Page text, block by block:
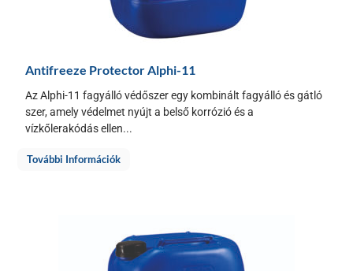
Antifreeze Protector Alphi-11
Az Alphi-11 fagyálló védőszer egy kombinált fagyálló és gátló
szer, amely védelmet nyújt a belső korrózió és a
vízkőlerakódás ellen...
További Információk